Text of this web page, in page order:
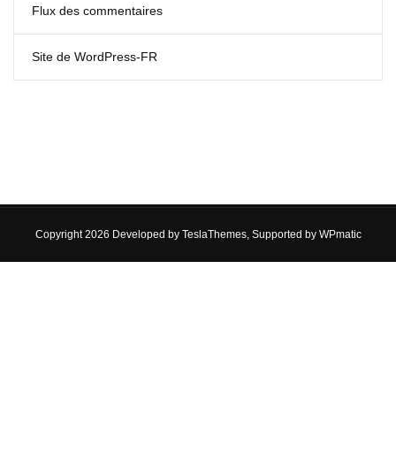
Flux des commentaires
Site de WordPress-FR
Copyright 2026 Developed by TeslaThemes, Supported by WPmatic